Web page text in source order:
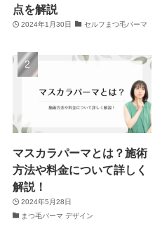
点を解説
2024年1月30日 セルフまつ毛パーマ
マスカラパーマとは？施術
方法や料金について詳しく
解説！
2024年5月28日
まつ毛パーマ デザイン